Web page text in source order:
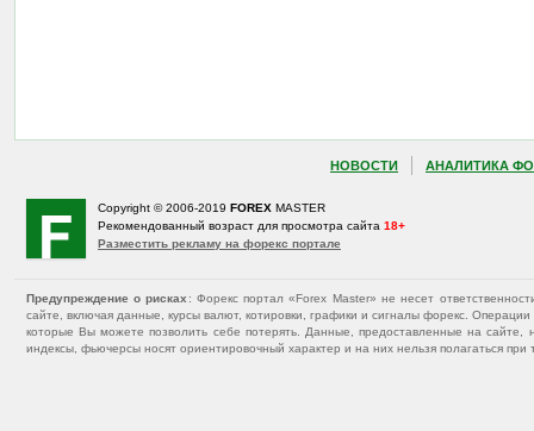
НОВОСТИ АНАЛИТИКА
Copyright © 2006-2019 FOREX MASTER
Рекомендованный возраст для просмотра сайта 18+
Разместить рекламу на форекс портале
Предупреждение о рисках : Форекс портал «Forex Master» не несет
сайте, включая данные, курсы валют, котировки, графики и сигналы форекс.
которые Вы можете позволить себе потерять. Данные, предоставленные на
индексы, фьючерсы носят ориентировочный характер и на них нельзя полагаться при